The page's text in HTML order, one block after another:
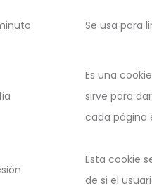
Se usa para
Es una
sirve para
cada página
Esta cookie
de si el